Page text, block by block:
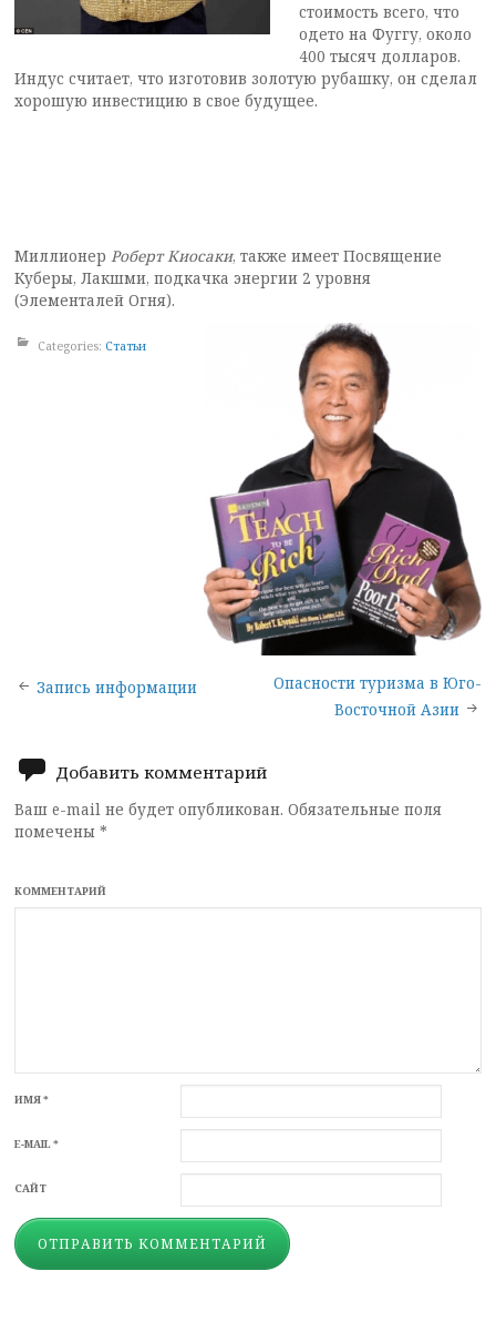
стоимость всего, что
одето на Фуггу, около
400 тысяч долларов.
Индус считает, что изготовив золотую рубашку, он сделал
хорошую инвестицию в свое будущее.
Миллионер Роберт Киосаки, также имеет Посвящение
Куберы, Лакшми, подкачка энергии 2 уровня
(Элементалей Огня).
Categories: Статьи
Запись информации
Опасности туризма в Юго-
Восточной Азии
Добавить комментарий
Ваш e-mail не будет опубликован. Обязательные поля
помечены *
КОММЕНТАРИЙ
ИМЯ*
E-MAIL*
САЙТ